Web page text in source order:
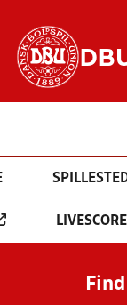
LIVESCORE